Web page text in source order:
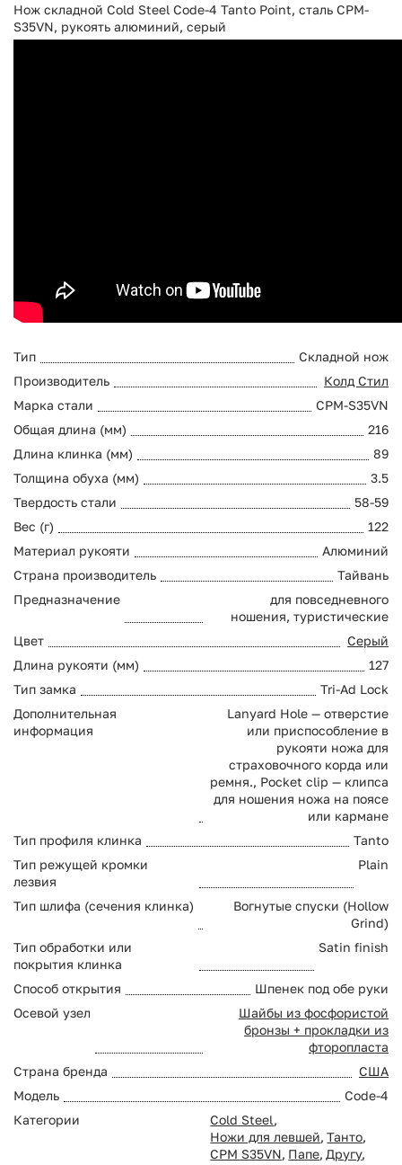
Нож складной Cold Steel Code-4 Tanto Point, сталь CPM-
S35VN, рукоять алюминий, серый
Тип
Складной нож
Производитель
Колд Стил
Марка стали
CPM-S35VN
Общая длина (мм)
216
Длина клинка (мм)
89
Толщина обуха (мм)
3.5
Твердость стали
58-59
Вес (г)
122
Материал рукояти
Алюминий
Страна производитель
Тайвань
Предназначение
для повседневного
ношения, туристические
Цвет
Серый
Длина рукояти (мм)
127
Тип замка
Tri-Ad Lock
Дополнительная
информация
Lanyard Hole — отверстие
или приспособление в
рукояти ножа для
страховочного корда или
ремня., Pocket clip — клипса
для ношения ножа на поясе
или кармане
Тип профиля клинка
Tanto
Тип режущей кромки
лезвия
Plain
Тип шлифа (сечения клинка)
Вогнутые спуски (Hollow
Grind)
Тип обработки или
покрытия клинка
Satin finish
Способ открытия
Шпенек под обе руки
Осевой узел
Шайбы из фосфористой
бронзы + прокладки из
фторопласта
Страна бренда
США
Модель
Code-4
Категории
Cold Steel,
Ножи для левшей, Танто,
CPM S35VN, Папе, Другу,